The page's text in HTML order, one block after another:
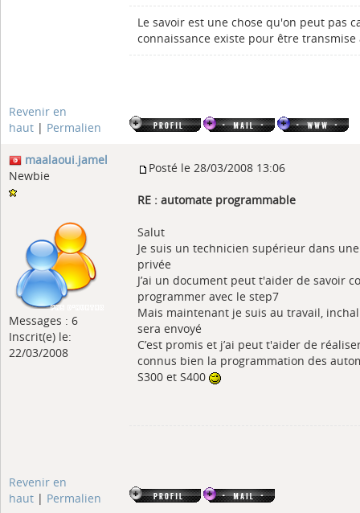
Le savoir est une chose qu'on peut pas
connaissance existe pour être transmise
Revenir en
haut | Permalien
maalaoui.jamel
Newbie
Messages : 6
Inscrit(e) le:
22/03/2008
Posté le 28/03/2008 13:06
RE : automate programmable
Salut
Je suis un technicien supérieur dans
privée
J’ai un document peut t'aider de savoir
programmer avec le step7
Mais maintenant je suis au travail,
sera envoyé
C’est promis et j’ai peut t'aider de
connus bien la programmation des
S300 et S400
Revenir en
haut | Permalien